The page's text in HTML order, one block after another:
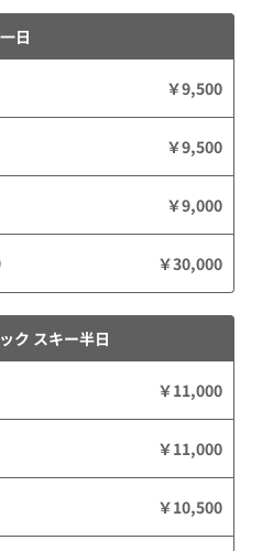
一日
￥9,500
￥9,500
￥9,000
￥30,000
ク スキー半日
￥11,000
￥11,000
￥10,500